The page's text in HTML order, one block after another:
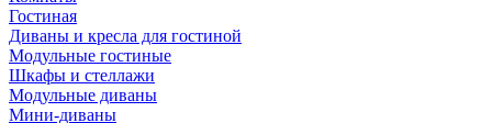
Гостиная
Диваны и кресла для гостиной
Модульные гостиные
Шкафы и стеллажи
Модульные диваны
Мини-диваны